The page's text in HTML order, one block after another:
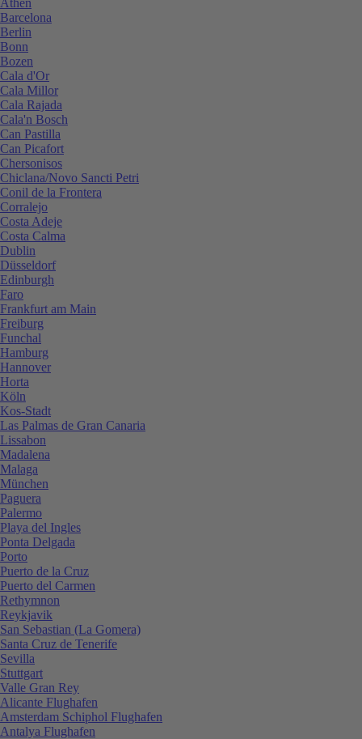
Barcelona
Berlin
Bonn
Bozen
Cala d'Or
Cala Millor
Cala Rajada
Cala'n Bosch
Can Pastilla
Can Picafort
Chersonisos
Chiclana/Novo Sancti Petri
Conil de la Frontera
Corralejo
Costa Adeje
Costa Calma
Dublin
Düsseldorf
Edinburgh
Faro
Frankfurt am Main
Freiburg
Funchal
Hamburg
Hannover
Horta
Köln
Kos-Stadt
Las Palmas de Gran Canaria
Lissabon
Madalena
Malaga
München
Paguera
Palermo
Playa del Ingles
Ponta Delgada
Porto
Puerto de la Cruz
Puerto del Carmen
Rethymnon
Reykjavik
San Sebastian (La Gomera)
Santa Cruz de Tenerife
Sevilla
Stuttgart
Valle Gran Rey
Alicante Flughafen
Amsterdam Schiphol Flughafen
Antalya Flughafen